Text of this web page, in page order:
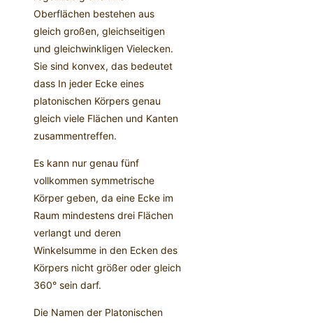
Oberflächen bestehen aus
gleich großen, gleichseitigen
und gleichwinkligen Vielecken.
Sie sind konvex, das bedeutet
dass In jeder Ecke eines
platonischen Körpers genau
gleich viele Flächen und Kanten
zusammentreffen.
Es kann nur genau fünf
vollkommen symmetrische
Körper geben, da eine Ecke im
Raum mindestens drei Flächen
verlangt und deren
Winkelsumme in den Ecken des
Körpers nicht größer oder gleich
360° sein darf.
Die Namen der Platonischen